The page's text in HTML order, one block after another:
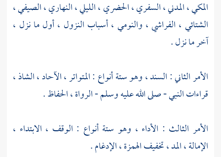
المكي ، المدني ، السفري ، الحضري ، الليلي ، النهاري ، الصيفي ،
الشتائي ، الفراشي ، والنومي ، أسباب النزول ، أول ما نزل ،
آخر ما نزل .
الأمر الثاني : السند ، وهو ستة أنواع : المتواتر ، الآحاد ، الشاذ ،
قراءات النبي - صلى الله عليه وسلم - الرواة ، الحفاظ .
الأمر الثالث : الأداء ، وهو ستة أنواع : الوقف ، الابتداء ،
الإمالة ، المد ، تخفيف الهمزة ، الإدغام .